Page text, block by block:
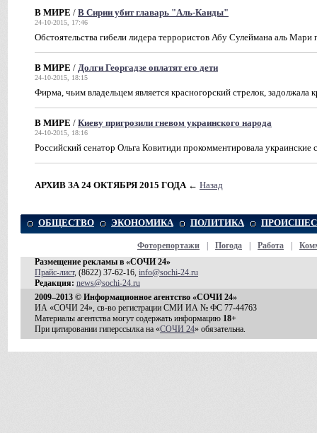
В МИРЕ / В Сирии убит главарь "Аль-Каиды"
24-10-2015, 17:46
Обстоятельства гибели лидера террористов Абу Сулеймана аль Мари
В МИРЕ / Долги Георгадзе оплатят его дети
24-10-2015, 18:15
Фирма, чьим владельцем является красногорский стрелок, задолжала
В МИРЕ / Киеву пригрозили гневом украинского народа
24-10-2015, 18:16
Российский сенатор Ольга Ковитиди прокомментировала
АРХИВ ЗА 24 ОКТЯБРЯ 2015 ГОДА ← Назад
ОБЩЕСТВО ЭКОНОМИКА ПОЛИТИКА
Фоторепортажи Погода Работа
Размещение рекламы в «СОЧИ 24»
Прайс-лист, (8622) 37-62-16, info@sochi-24.ru
Редакция: news@sochi-24.ru
2009–2013 © Информационное агентство «СОЧИ 24»
ИА «СОЧИ 24», св-во регистрации СМИ ИА № ФС 77-44763
Материалы агентства могут содержать информацию 18+
При цитировании гиперссылка на «СОЧИ 24» обязательна.